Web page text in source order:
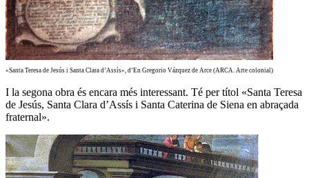
«Santa Teresa de Jesús i Santa Clara d’Assís», d’En Gregorio Vázquez de Arce (ARCA. Arte colonial)
I la segona obra és encara més interessant. Té per títol «Santa Teresa
de Jesús, Santa Clara d’Assís i Santa Caterina de Siena en abraçada
fraternal».